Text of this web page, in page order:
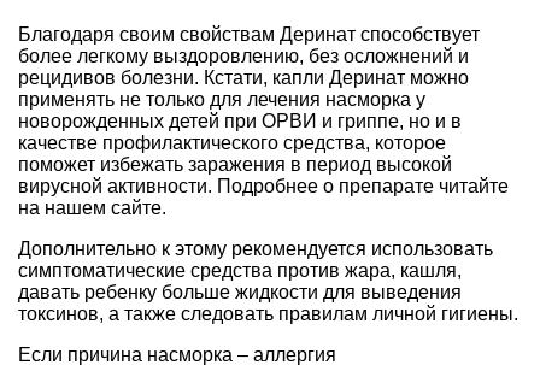
Благодаря своим свойствам Деринат способствует
более легкому выздоровлению, без осложнений и
рецидивов болезни. Кстати, капли Деринат можно
применять не только для лечения насморка у
новорожденных детей при ОРВИ и гриппе, но и в
качестве профилактического средства, которое
поможет избежать заражения в период высокой
вирусной активности. Подробнее о препарате читайте
на нашем сайте.
Дополнительно к этому рекомендуется использовать
симптоматические средства против жара, кашля,
давать ребенку больше жидкости для выведения
токсинов, а также следовать правилам личной гигиены.
Если причина насморка – аллергия